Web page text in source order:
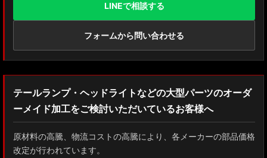
LINEで相談する
フォームから問い合わせる
テールランプ・ヘッドライトなどの大型パーツのオーダ
ーメイド加工をご検討いただいているお客様へ
原材料の高騰、物流コストの高騰により、各メーカーの部品価格
改定が行われています。